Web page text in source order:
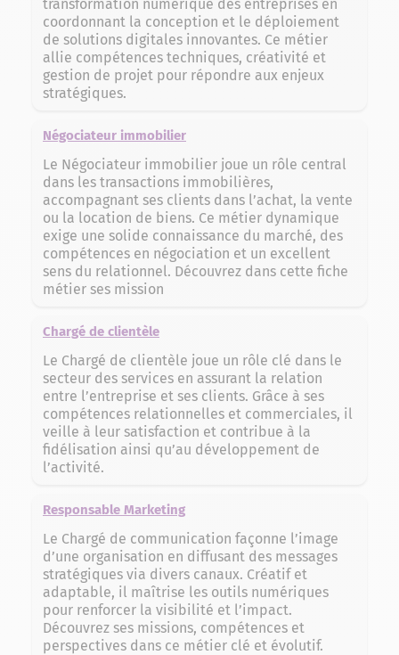
transformation numérique des entreprises en
coordonnant la conception et le déploiement
de solutions digitales innovantes. Ce métier
allie compétences techniques, créativité et
gestion de projet pour répondre aux enjeux
stratégiques.
Négociateur immobilier
Le Négociateur immobilier joue un rôle central
dans les transactions immobilières,
accompagnant ses clients dans l’achat, la vente
ou la location de biens. Ce métier dynamique
exige une solide connaissance du marché, des
compétences en négociation et un excellent
sens du relationnel. Découvrez dans cette fiche
métier ses mission
Chargé de clientèle
Le Chargé de clientèle joue un rôle clé dans le
secteur des services en assurant la relation
entre l’entreprise et ses clients. Grâce à ses
compétences relationnelles et commerciales, il
veille à leur satisfaction et contribue à la
fidélisation ainsi qu’au développement de
l’activité.
Responsable Marketing
Le Chargé de communication façonne l’image
d’une organisation en diffusant des messages
stratégiques via divers canaux. Créatif et
adaptable, il maîtrise les outils numériques
pour renforcer la visibilité et l’impact.
Découvrez ses missions, compétences et
perspectives dans ce métier clé et évolutif.